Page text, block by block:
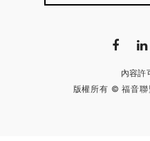
內容許
版權所有 © 福音聯